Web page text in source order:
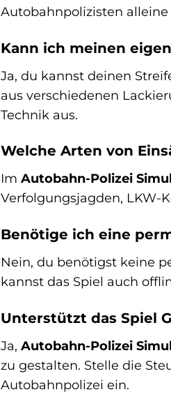
Autobahnpolizisten
Kann ich meinen
Ja, du kannst deinen
aus verschiedenen
Technik aus.
Welche Arten von
Im Autobahn-Polizei
Verfolgungsjagden, LKW-
Benötige ich eine
Nein, du benötigst keine
kannst das Spiel auch
Unterstützt das Spiel
Ja, Autobahn-Polizei
zu gestalten. Stelle die
Autobahnpolizei ein.